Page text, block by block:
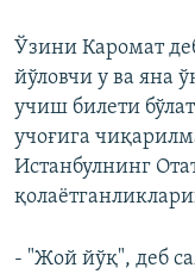
Ўзини Каромат
йўловчи у ва яна
учиш билети
учоғига
Истанбулнинг
- "Жой йўқ", деб